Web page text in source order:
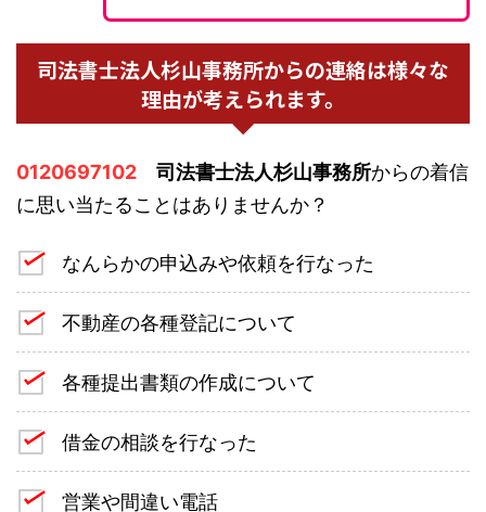
司法書士法人杉山事務所からの連絡は様々な
理由が考えられます。
0120697102 司法書士法人杉山事務所からの着信
に思い当たることはありませんか？
なんらかの申込みや依頼を行なった
不動産の各種登記について
各種提出書類の作成について
借金の相談を行なった
営業や間違い電話